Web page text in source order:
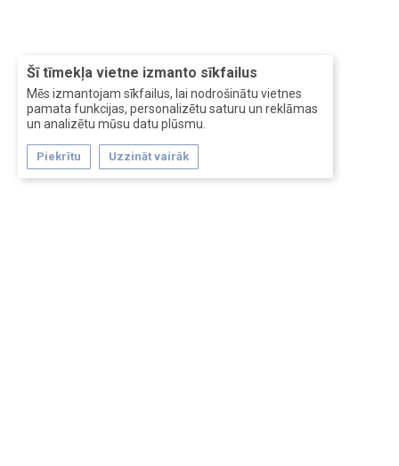
Šī tīmekļa vietne izmanto sīkfailus
Mēs izmantojam sīkfailus, lai nodrošinātu vietnes
pamata funkcijas, personalizētu saturu un reklāmas
un analizētu mūsu datu plūsmu.
Piekrītu Uzzināt vairāk